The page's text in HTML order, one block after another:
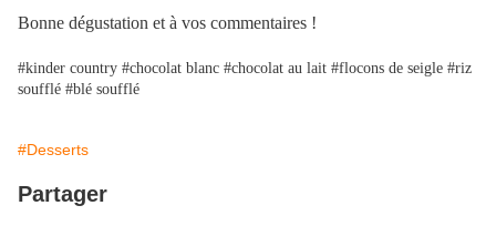
Bonne dégustation et à vos commentaires !
#kinder country #chocolat blanc #chocolat au lait #flocons de seigle #riz
soufflé #blé soufflé
#Desserts
Partager